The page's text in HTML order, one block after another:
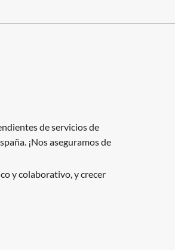
de servicios de
¡Nos aseguramos de
y colaborativo, y crecer